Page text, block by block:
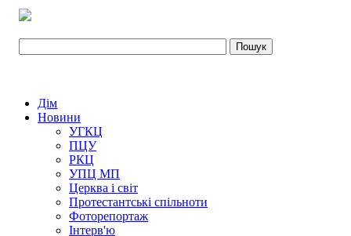
Дім
Новини
УГКЦ
ПЦУ
РКЦ
УПЦ МП
Церква і світ
Протестантські спільноти
Фоторепортаж
Інтерв'ю